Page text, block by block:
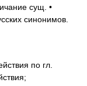
сущ. •
синонимов.
по гл.